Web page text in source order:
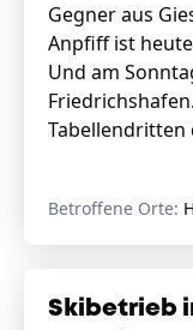
Gegner aus
Anpfiff ist
Und am
Tabellendritten
Betroffene Orte:
Skibetrieb